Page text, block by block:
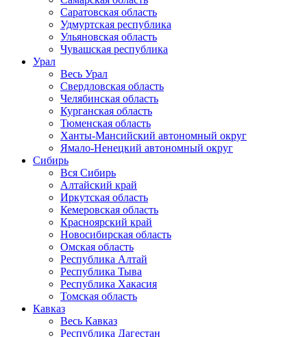
Саратовская область
Удмуртская республика
Ульяновская область
Чувашская республика
Урал
Весь Урал
Свердловская область
Челябинская область
Курганская область
Тюменская область
Ханты-Мансийский автономный округ
Ямало-Ненецкий автономный округ
Сибирь
Вся Сибирь
Алтайский край
Иркутская область
Кемеровская область
Красноярский край
Новосибирская область
Омская область
Республика Алтай
Республика Тыва
Республика Хакасия
Томская область
Кавказ
Весь Кавказ
Республика Дагестан